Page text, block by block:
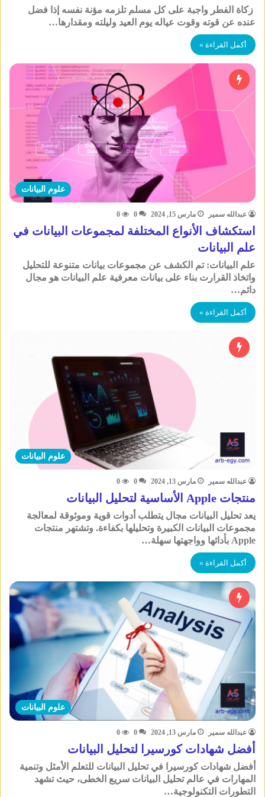
زكاة الفطر واجبة على كل مسلم تلزمه مؤنة نفسه إذا فضل
عنده عن قوته وقوت عياله يوم العيد وليلته ومقدارها…
أكمل القراءة »
علوم البيانات
عبدالله سمير مارس 15, 2024 0
0
استكشاف الأنواع المختلفة لمجموعات البيانات في
علم البيانات
علم البيانات: تم الكشف عن مجموعات بيانات متنوعة للتحليل
واتخاذ القرارت بناء على بيانات معرفية علم البيانات هو مجال
دائم…
أكمل القراءة »
علوم البيانات
عبدالله سمير مارس 13, 2024 0
0
منتجات Apple الأساسية لتحليل البيانات
يعد تحليل البيانات مجال يتطلب أدوات قوية وموثوقة لمعالجة
مجموعات البيانات الكبيرة وتحليلها بكفاءة. وتشتهر منتجات
Apple بأدائها وواجهتها سهلة…
أكمل القراءة »
علوم البيانات
عبدالله سمير مارس 13, 2024 0
0
أفضل شهادات كورسيرا لتحليل البيانات
أفضل شهادات كورسيرا في تحليل البيانات للتعلم الأمثل وتنمية
المهارات في عالم تحليل البيانات سريع الخطى، حيث تشهد
التطورات التكنولوجية…